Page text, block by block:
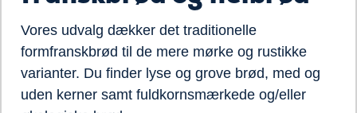
Vores udvalg dækker det traditionelle
formfranskbrød til de mere mørke og rustikke
varianter. Du finder lyse og grove brød, med og
uden kerner samt fuldkornsmærkede og/eller